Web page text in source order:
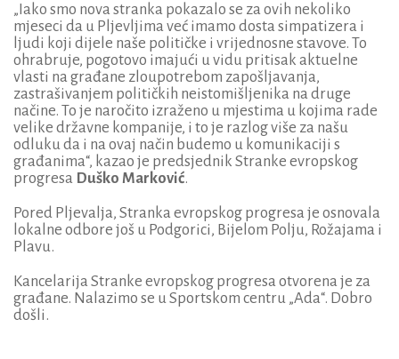
„Iako smo nova stranka pokazalo se za ovih nekoliko
mjeseci da u Pljevljima već imamo dosta simpatizera i
ljudi koji dijele naše političke i vrijednosne stavove. To
ohrabruje, pogotovo imajući u vidu pritisak aktuelne
vlasti na građane zloupotrebom zapošljavanja,
zastrašivanjem političkih neistomišljenika na druge
načine. To je naročito izraženo u mjestima u kojima rade
velike državne kompanije, i to je razlog više za našu
odluku da i na ovaj način budemo u komunikaciji s
građanima“, kazao je predsjednik Stranke evropskog
progresa Duško Marković.
Pored Pljevalja, Stranka evropskog progresa je osnovala
lokalne odbore još u Podgorici, Bijelom Polju, Rožajama i
Plavu.
Kancelarija Stranke evropskog progresa otvorena je za
građane. Nalazimo se u Sportskom centru „Ada“. Dobro
došli.